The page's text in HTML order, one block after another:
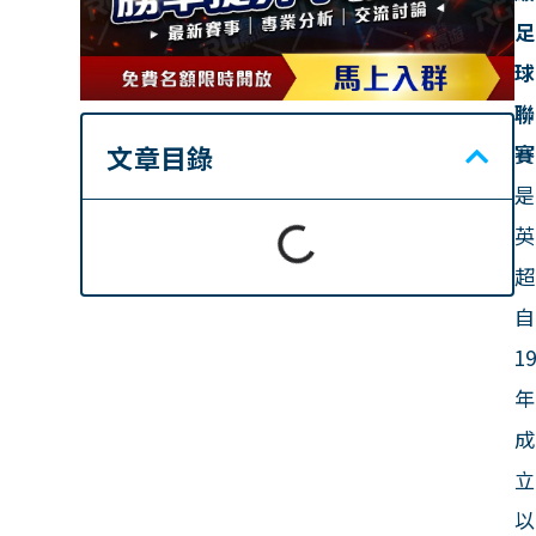
文章目錄
足
球
聯
賽
是
英
超
自
年
成
立
以